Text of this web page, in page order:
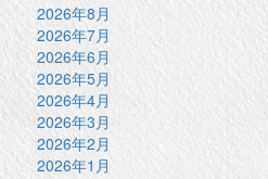
2026年8月
2026年7月
2026年6月
2026年5月
2026年4月
2026年3月
2026年2月
2026年1月